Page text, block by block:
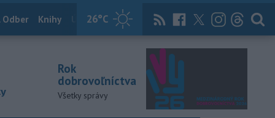
26°C
Odber Knihy Útulkovo Magazín News Now Archív
Rok
dobrovoľníctva
Všetky správy